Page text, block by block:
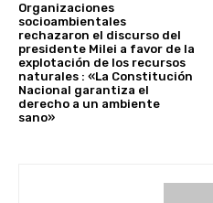
Organizaciones
socioambientales
rechazaron el discurso del
presidente Milei a favor de la
explotación de los recursos
naturales : «La Constitución
Nacional garantiza el
derecho a un ambiente
sano»